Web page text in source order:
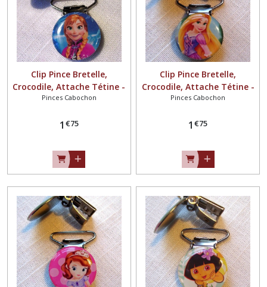
Clip Pince Bretelle,
Crocodile, Attache Tétine -
ANNA REINE des NEIGES **
- CR107
Pinces Cabochon
1 €75
Clip Pince Bretelle,
Crocodile, Attache Tétine -
PRINCESSE ** 25 mm **
Pinces Cabochon
1 €75